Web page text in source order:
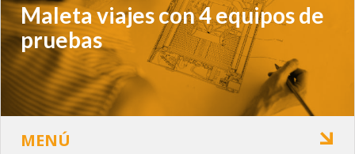
Maleta viajes con 4 equipos de
pruebas